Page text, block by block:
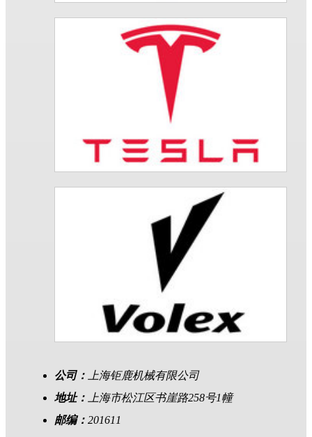
公司：
上海钜鹿机械有限公司
地址：
上海市松江区书崖路258号1幢
邮编： 201611